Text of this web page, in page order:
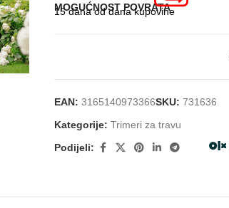
MOGUĆNOST POVRATA
15 dana od dana kupovine
EAN: 3165140973366SKU: 731636
Kategorije: Trimeri za travu
Podijeli: